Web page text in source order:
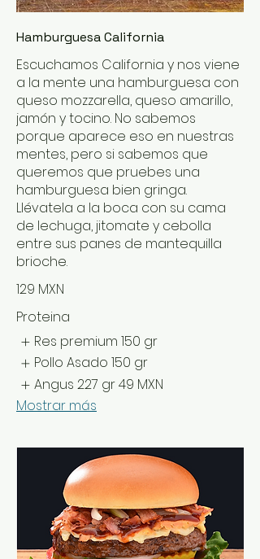
Hamburguesa California
Escuchamos California y nos viene
a la mente una hamburguesa con
queso mozzarella, queso amarillo,
jamón y tocino. No sabemos
porque aparece eso en nuestras
mentes, pero si sabemos que
queremos que pruebes una
hamburguesa bien gringa.
Llévatela a la boca con su cama
de lechuga, jitomate y cebolla
entre sus panes de mantequilla
brioche.
129 MXN
Proteina
Res premium 150 gr
Pollo Asado 150 gr
Angus 227 gr49 MXN
Mostrar más